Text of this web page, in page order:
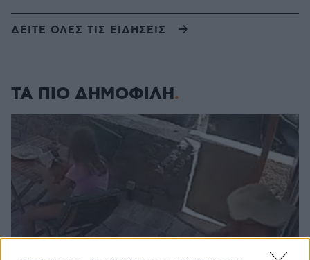
ΔΕΙΤΕ ΟΛΕΣ ΤΙΣ ΕΙΔΗΣΕΙΣ
ΤΑ ΠΙΟ ΔΗΜΟΦΙΛΗ